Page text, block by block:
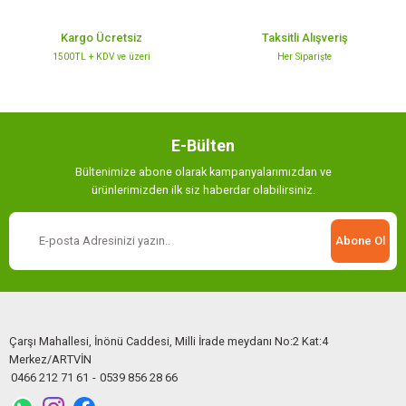
Kargo Ücretsiz
1500TL + KDV ve üzeri
Taksitli Alışveriş
Her Siparişte
E-Bülten
Bültenimize abone olarak kampanyalarımızdan ve
ürünlerimizden ilk siz haberdar olabilirsiniz.
Abone Ol
Çarşı Mahallesi, İnönü Caddesi, Milli İrade meydanı No:2 Kat:4
Merkez/ARTVİN
0466 212 71 61 - 0539 856 28 66